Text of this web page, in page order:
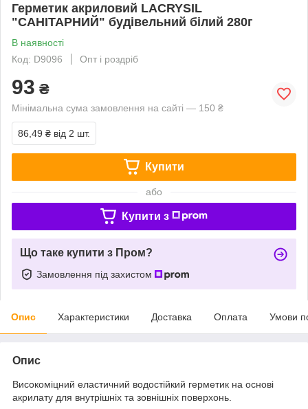
Герметик акриловий LACRYSIL
"САНІТАРНИЙ" будівельний білий 280г
В наявності
Код: D9096
Опт і роздріб
93 ₴
Мінімальна сума замовлення на сайті — 150 ₴
86,49 ₴ від 2 шт.
Купити
або
Купити з
Що таке купити з Пром?
Замовлення під захистом
Опис Характеристики Доставка Оплата Умови
Опис
Високоміцний еластичний водостійкий герметик на основі
акрилату для внутрішніх та зовнішніх поверхонь.